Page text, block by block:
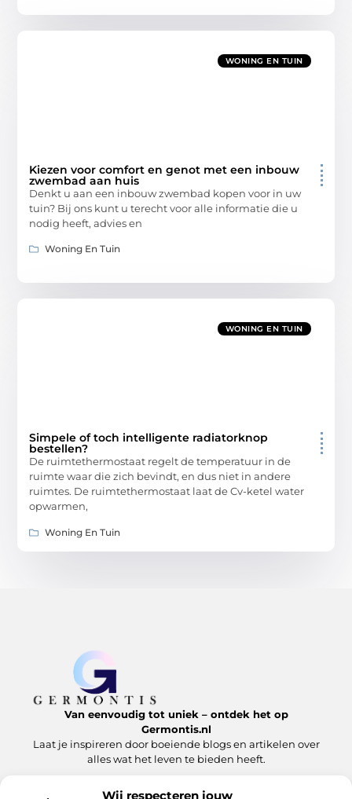
Wij respecteren jouw
WONING EN TUIN
Kiezen voor comfort en genot met een inbouw
zwembad aan huis
Denkt u aan een inbouw zwembad kopen voor in uw
tuin? Bij ons kunt u terecht voor alle informatie die u
nodig heeft, advies en
Woning En Tuin
WONING EN TUIN
Simpele of toch intelligente radiatorknop
bestellen?
De ruimtethermostaat regelt de temperatuur in de
ruimte waar die zich bevindt, en dus niet in andere
ruimtes. De ruimtethermostaat laat de Cv-ketel water
opwarmen,
Woning En Tuin
Van eenvoudig tot uniek – ontdek het op
Germontis.nl
Laat je inspireren door boeiende blogs en artikelen over
alles wat het leven te bieden heeft.
Bericht categorie